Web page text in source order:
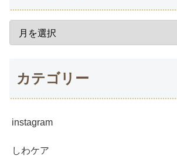
カテゴリー
instagram
しわケア